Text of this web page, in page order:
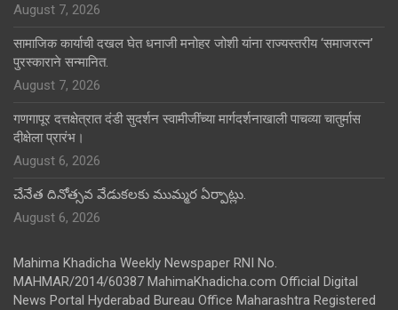
August 7, 2026
सामाजिक कार्याची दखल घेत धनाजी मनोहर जोशी यांना राज्यस्तरीय ‘समाजरत्न’
पुरस्काराने सन्मानित.
August 7, 2026
गणगापूर दत्तक्षेत्रात दंडी सुदर्शन स्वामीजींच्या मार्गदर्शनाखाली पाचव्या चातुर्मास
दीक्षेला प्रारंभ।
August 6, 2026
చేనేత దినోత్సవ వేడుకలకు ముమ్మర ఏర్పాట్లు.
August 6, 2026
Mahima Khadicha Weekly Newspaper RNI No.
MAHMAR/2014/60387 MahimaKhadicha.com Official Digital
News Portal Hyderabad Bureau Office Maharashtra Registered